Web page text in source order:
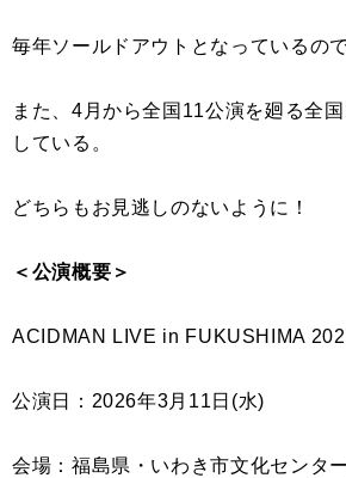
毎年ソールドアウトとなっているの
また、4月から全国11公演を廻る全
している。
どちらもお見逃しのないように！
＜公演概要＞
ACIDMAN LIVE in FUKUSHIMA
公演日：2026年3月11日(水)
会場：福島県・いわき市文化センタ